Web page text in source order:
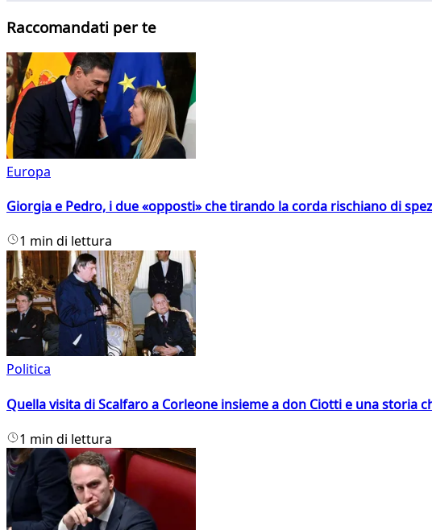
Raccomandati per te
Europa
Giorgia e Pedro, i due «opposti» che tirando la corda rischiano di
1 min di lettura
Politica
Quella visita di Scalfaro a Corleone insieme a don Ciotti e una storia
1 min di lettura